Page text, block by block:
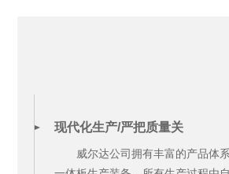
现代化生产/严把质量关
威尔达公司拥有丰富的产品体